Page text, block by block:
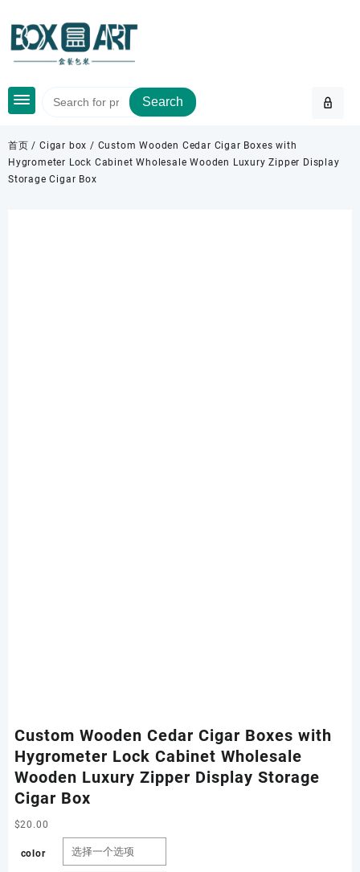
content
Search
首页 /Cigar box / Custom Wooden Cedar Cigar Boxes with
Hygrometer Lock Cabinet Wholesale Wooden Luxury Zipper Display
Storage Cigar Box
Custom Wooden Cedar Cigar Boxes with
Hygrometer Lock Cabinet Wholesale
Wooden Luxury Zipper Display Storage
Cigar Box
$20.00
color